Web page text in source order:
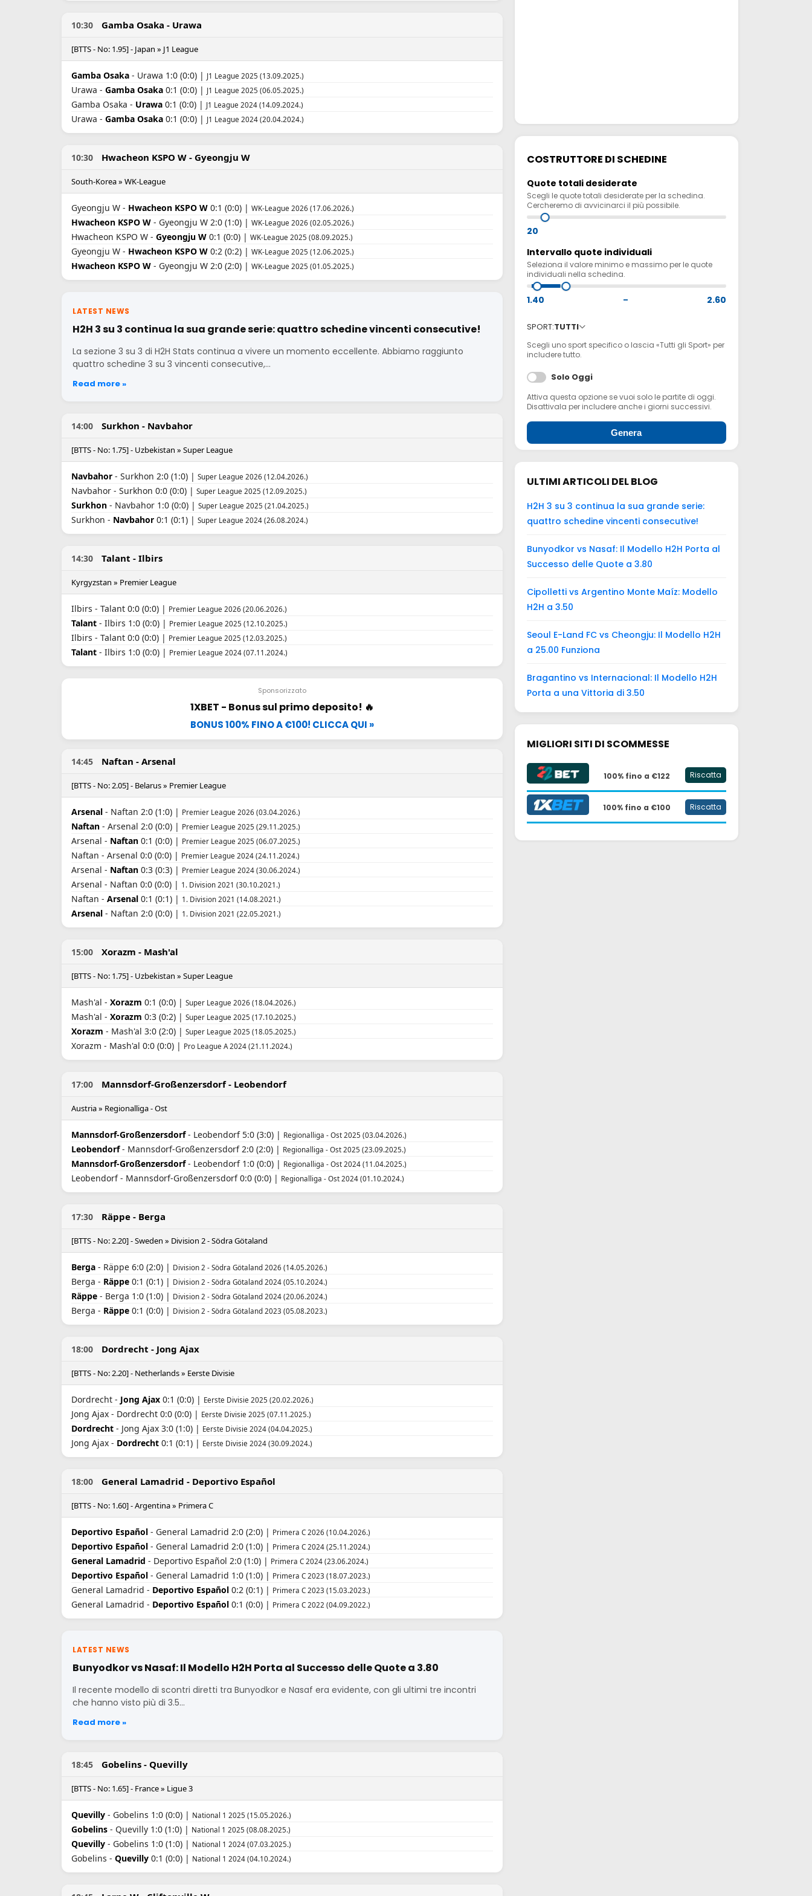
10:30 Gamba Osaka - Urawa
[BTTS - No: 1.95] - Japan » J1 League
Gamba Osaka - Urawa 1:0 (0:0) | J1 League 2025 (13.09.2025.)
Urawa - Gamba Osaka 0:1 (0:0) | J1 League 2025 (06.05.2025.)
Gamba Osaka - Urawa 0:1 (0:0) | J1 League 2024 (14.09.2024.)
Urawa - Gamba Osaka 0:1 (0:0) | J1 League 2024 (20.04.2024.)
10:30 Hwacheon KSPO W - Gyeongju W
South-Korea » WK-League
Gyeongju W - Hwacheon KSPO W 0:1 (0:0) | WK-League 2026 (17.06.2026.)
Hwacheon KSPO W - Gyeongju W 2:0 (1:0) | WK-League 2026 (02.05.2026.)
Hwacheon KSPO W - Gyeongju W 0:1 (0:0) | WK-League 2025 (08.09.2025.)
Gyeongju W - Hwacheon KSPO W 0:2 (0:2) | WK-League 2025 (12.06.2025.)
Hwacheon KSPO W - Gyeongju W 2:0 (2:0) | WK-League 2025 (01.05.2025.)
LATEST NEWS
H2H 3 su 3 continua la sua grande serie: quattro schedine vincenti consecutive!
La sezione 3 su 3 di H2H Stats continua a vivere un momento eccellente. Abbiamo raggiunto
quattro schedine 3 su 3 vincenti consecutive,…
Read more »
14:00 Surkhon - Navbahor
[BTTS - No: 1.75] - Uzbekistan » Super League
Navbahor - Surkhon 2:0 (1:0) | Super League 2026 (12.04.2026.)
Navbahor - Surkhon 0:0 (0:0) | Super League 2025 (12.09.2025.)
Surkhon - Navbahor 1:0 (0:0) | Super League 2025 (21.04.2025.)
Surkhon - Navbahor 0:1 (0:1) | Super League 2024 (26.08.2024.)
14:30 Talant - Ilbirs
Kyrgyzstan » Premier League
Ilbirs - Talant 0:0 (0:0) | Premier League 2026 (20.06.2026.)
Talant - Ilbirs 1:0 (0:0) | Premier League 2025 (12.10.2025.)
Ilbirs - Talant 0:0 (0:0) | Premier League 2025 (12.03.2025.)
Talant - Ilbirs 1:0 (0:0) | Premier League 2024 (07.11.2024.)
Sponsorizzato
1XBET - Bonus sul primo deposito! 🔥
BONUS 100% FINO A €100! CLICCA QUI »
14:45 Naftan - Arsenal
[BTTS - No: 2.05] - Belarus » Premier League
Arsenal - Naftan 2:0 (1:0) | Premier League 2026 (03.04.2026.)
Naftan - Arsenal 2:0 (0:0) | Premier League 2025 (29.11.2025.)
Arsenal - Naftan 0:1 (0:0) | Premier League 2025 (06.07.2025.)
Naftan - Arsenal 0:0 (0:0) | Premier League 2024 (24.11.2024.)
Arsenal - Naftan 0:3 (0:3) | Premier League 2024 (30.06.2024.)
Arsenal - Naftan 0:0 (0:0) | 1. Division 2021 (30.10.2021.)
Naftan - Arsenal 0:1 (0:1) | 1. Division 2021 (14.08.2021.)
Arsenal - Naftan 2:0 (0:0) | 1. Division 2021 (22.05.2021.)
15:00 Xorazm - Mash'al
[BTTS - No: 1.75] - Uzbekistan » Super League
Mash'al - Xorazm 0:1 (0:0) | Super League 2026 (18.04.2026.)
Mash'al - Xorazm 0:3 (0:2) | Super League 2025 (17.10.2025.)
Xorazm - Mash'al 3:0 (2:0) | Super League 2025 (18.05.2025.)
Xorazm - Mash'al 0:0 (0:0) | Pro League A 2024 (21.11.2024.)
17:00 Mannsdorf-Großenzersdorf - Leobendorf
Austria » Regionalliga - Ost
Mannsdorf-Großenzersdorf- Leobendorf 5:0 (3:0) | Regionalliga - Ost 2025 (03.04.2026.)
Leobendorf- Mannsdorf-Großenzersdorf 2:0 (2:0) | Regionalliga - Ost 2025 (23.09.2025.)
Mannsdorf-Großenzersdorf- Leobendorf 1:0 (0:0) | Regionalliga - Ost 2024 (11.04.2025.)
Leobendorf - Mannsdorf-Großenzersdorf 0:0 (0:0) | Regionalliga - Ost 2024 (01.10.2024.)
17:30 Räppe - Berga
[BTTS - No: 2.20] - Sweden » Division 2 - Södra Götaland
Berga - Räppe 6:0 (2:0) | Division 2 - Södra Götaland 2026 (14.05.2026.)
Berga - Räppe 0:1 (0:1) | Division 2 - Södra Götaland 2024 (05.10.2024.)
Räppe - Berga 1:0 (1:0) | Division 2 - Södra Götaland 2024 (20.06.2024.)
Berga - Räppe 0:1 (0:0) | Division 2 - Södra Götaland 2023 (05.08.2023.)
18:00 Dordrecht - Jong Ajax
[BTTS - No: 2.20] - Netherlands » Eerste Divisie
Dordrecht - Jong Ajax 0:1 (0:0) | Eerste Divisie 2025 (20.02.2026.)
Jong Ajax - Dordrecht 0:0 (0:0) | Eerste Divisie 2025 (07.11.2025.)
Dordrecht - Jong Ajax 3:0 (1:0) | Eerste Divisie 2024 (04.04.2025.)
Jong Ajax - Dordrecht 0:1 (0:1) | Eerste Divisie 2024 (30.09.2024.)
18:00 General Lamadrid - Deportivo Español
[BTTS - No: 1.60] - Argentina » Primera C
Deportivo Español - General Lamadrid 2:0 (2:0) | Primera C 2026 (10.04.2026.)
Deportivo Español - General Lamadrid 2:0 (1:0) | Primera C 2024 (25.11.2024.)
General Lamadrid - Deportivo Español 2:0 (1:0) | Primera C 2024 (23.06.2024.)
Deportivo Español - General Lamadrid 1:0 (1:0) | Primera C 2023 (18.07.2023.)
General Lamadrid - Deportivo Español 0:2 (0:1) | Primera C 2023 (15.03.2023.)
General Lamadrid - Deportivo Español 0:1 (0:0) | Primera C 2022 (04.09.2022.)
LATEST NEWS
Bunyodkor vs Nasaf: Il Modello H2H Porta al Successo delle Quote a 3.80
Il recente modello di scontri diretti tra Bunyodkor e Nasaf era evidente, con gli ultimi tre incontri
che hanno visto più di 3.5…
Read more »
18:45 Gobelins - Quevilly
[BTTS - No: 1.65] - France » Ligue 3
Quevilly - Gobelins 1:0 (0:0) | National 1 2025 (15.05.2026.)
Gobelins - Quevilly 1:0 (1:0) | National 1 2025 (08.08.2025.)
Quevilly - Gobelins 1:0 (1:0) | National 1 2024 (07.03.2025.)
Gobelins - Quevilly 0:1 (0:0) | National 1 2024 (04.10.2024.)
COSTRUTTORE DI SCHEDINE
Quote totali desiderate
Scegli le quote totali desiderate per la schedina.
Cercheremo di avvicinarci il più possibile.
20
Intervallo quote individuali
Seleziona il valore minimo e massimo per le quote
individuali nella schedina.
1.40 – 2.60
SPORT:TUTTI
Scegli uno sport specifico o lascia «Tutti gli Sport» per
includere tutto.
Solo Oggi
Attiva questa opzione se vuoi solo le partite di oggi.
Disattivala per includere anche i giorni successivi.
Genera
ULTIMI ARTICOLI DEL BLOG
H2H 3 su 3 continua la sua grande serie:
quattro schedine vincenti consecutive!
Bunyodkor vs Nasaf: Il Modello H2H Porta al
Successo delle Quote a 3.80
Cipolletti vs Argentino Monte Maíz: Modello
H2H a 3.50
Seoul E-Land FC vs Cheongju: Il Modello H2H
a 25.00 Funziona
Bragantino vs Internacional: Il Modello H2H
Porta a una Vittoria di 3.50
MIGLIORI SITI DI SCOMMESSE
100% fino a €122 Riscatta
100% fino a €100 Riscatta